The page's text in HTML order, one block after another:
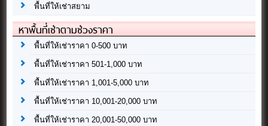
พื้นที่ให้เช่าสยาม
หาพื้นที่เช่าตามช่วงราคา
พื้นที่ให้เช่าราคา 0-500 บาท
พื้นที่ให้เช่าราคา 501-1,000 บาท
พื้นที่ให้เช่าราคา 1,001-5,000 บาท
พื้นที่ให้เช่าราคา 10,001-20,000 บาท
พื้นที่ให้เช่าราคา 20,001-50,000 บาท